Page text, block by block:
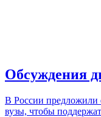
Обсуждения
В России предложили
вузы, чтобы